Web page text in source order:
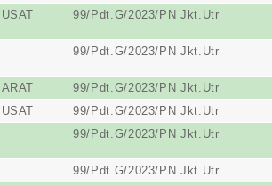
99/Pdt.G/2023/PN Jkt.Utr
99/Pdt.G/2023/PN Jkt.Utr
99/Pdt.G/2023/PN Jkt.Utr
99/Pdt.G/2023/PN Jkt.Utr
99/Pdt.G/2023/PN Jkt.Utr
99/Pdt.G/2023/PN Jkt.Utr